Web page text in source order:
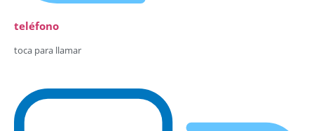
teléfono
toca para llamar